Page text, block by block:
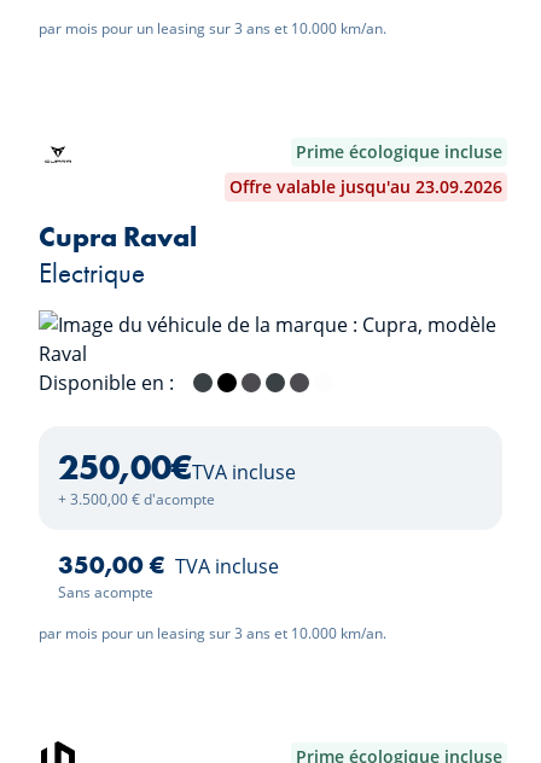
par mois pour un leasing sur 3 ans et 10.000 km/an.
Prime écologique incluse
Offre valable jusqu'au 23.09.2026
Cupra Raval
Electrique
Disponible en : Fiord Blue
Midnight Black
Magnetic Tech
Fiord Blue / Midnight Black
Magnetic Tech / Midnight
250,00€TVA incluse
+ 3.500,00 € d'acompte
350,00 € TVA incluse
Sans acompte
par mois pour un leasing sur 3 ans et 10.000 km/an.
Prime écologique incluse